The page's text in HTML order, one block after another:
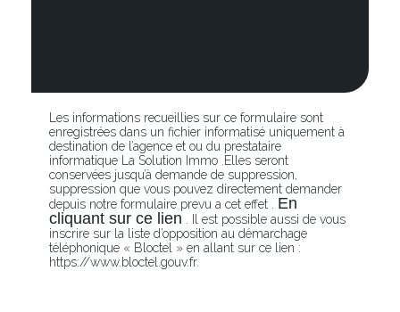
Les informations recueillies sur ce formulaire sont
enregistrées dans un fichier informatisé uniquement à
destination de l’agence et ou du prestataire
informatique La Solution Immo .Elles seront
conservées jusqu’à demande de suppression,
suppression que vous pouvez directement demander
depuis notre formulaire prevu a cet effet . En
cliquant sur ce lien . Il est possible aussi de vous
inscrire sur la liste d’opposition au démarchage
téléphonique « Bloctel » en allant sur ce lien :
https://www.bloctel.gouv.fr.